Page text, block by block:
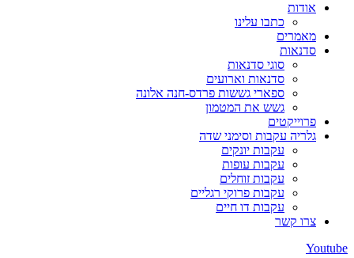
אודות
כתבו עלינו
מאמרים
סדנאות
סוגי סדנאות
סדנאות וארועים
ספארי גששות פרדס-חנה אלונה
גשש את המטמון
פרוייקטים
גלריה עקבות וסימני שדה
עקבות יונקים
עקבות עופות
עקבות זוחלים
עקבות פרוקי רגליים
עקבות דו חיים
צרו קשר
Youtube